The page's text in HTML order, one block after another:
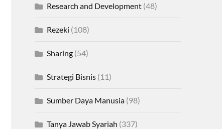
Research and Development(48)
Rezeki (108)
Sharing(54)
Strategi Bisnis(11)
Sumber Daya Manusia(98)
Tanya Jawab Syariah (337)